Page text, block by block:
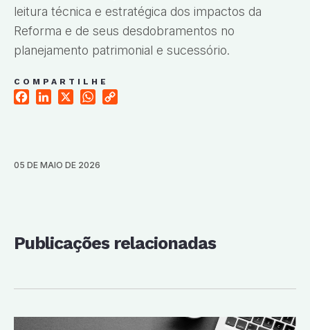
leitura técnica e estratégica dos impactos da
Reforma e de seus desdobramentos no
planejamento patrimonial e sucessório.
COMPARTILHE
FacebookLinkedIn WhatsApp
05 DE MAIO DE 2026
Publicações relacionadas